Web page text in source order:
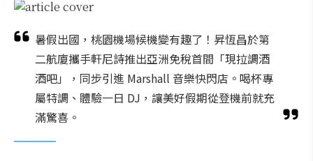
暑假出國，桃園機場候機變有趣了！昇恆昌於第
二航廈攜手軒尼詩推出亞洲免稅首間「現拉調酒
酒吧」，同步引進 Marshall 音樂快閃店。喝杯專
屬特調、體驗一日 DJ，讓美好假期從登機前就充
滿驚喜。